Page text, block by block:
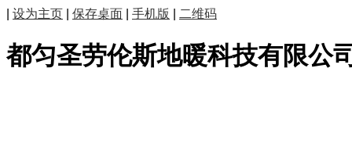
设为主页 保存桌面 手机版 二维码
都匀圣劳伦斯地暖科技有限公